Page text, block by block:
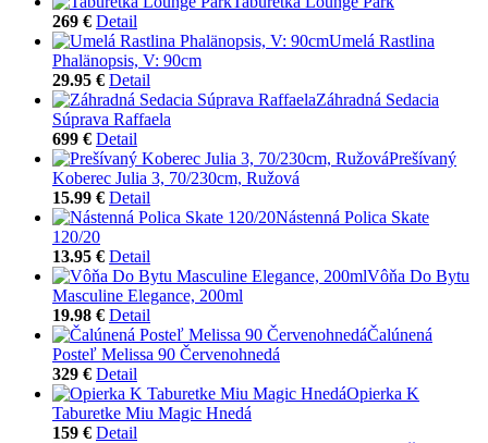
269 € Detail
Umelá Rastlina
Phalänopsis, V: 90cm
29.95 € Detail
Záhradná Sedacia
Súprava Raffaela
699 € Detail
Prešívaný
Koberec Julia 3, 70/230cm, Ružová
15.99 € Detail
Nástenná Polica Skate
120/20
13.95 € Detail
Vôňa Do Bytu
Masculine Elegance, 200ml
19.98 € Detail
Čalúnená
Posteľ Melissa 90 Červenohnedá
329 € Detail
Opierka K
Taburetke Miu Magic Hnedá
159 € Detail